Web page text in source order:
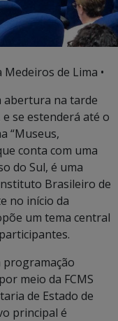
de Lima •
abertura na tarde
se estenderá até o
“Museus,
conta com uma
do Sul, é uma
Brasileiro de
no início da
um tema central
programação
meio da FCMS
de Estado de
principal é